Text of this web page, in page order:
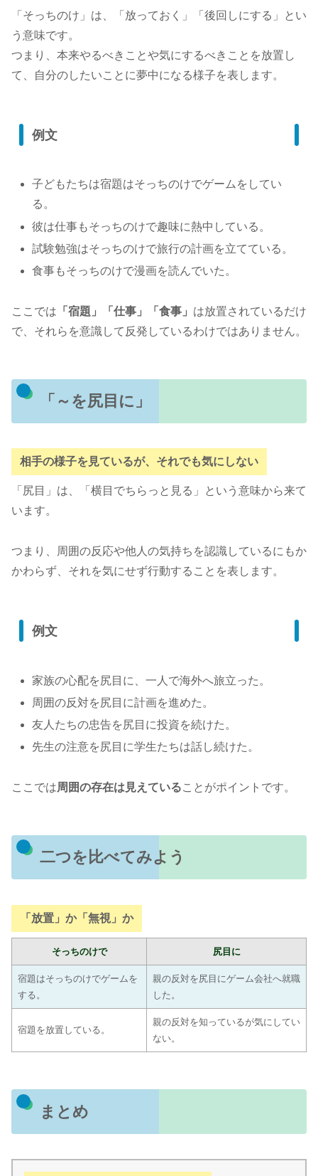
「そっちのけ」は、「放っておく」「後回しにする」とい
う意味です。
つまり、本来やるべきことや気にするべきことを放置し
て、自分のしたいことに夢中になる様子を表します。
例文
子どもたちは宿題はそっちのけでゲームをしてい
る。
彼は仕事もそっちのけで趣味に熱中している。
試験勉強はそっちのけで旅行の計画を立てている。
食事もそっちのけで漫画を読んでいた。
ここでは 「宿題」「仕事」「食事」 は放置されているだけ
で、それらを意識して反発しているわけではありません。
「～を尻目に」
相手の様子を見ているが、それでも気にしない
「尻目」は、「横目でちらっと見る」という意味から来て
います。
つまり、周囲の反応や他人の気持ちを認識しているにもか
かわらず、それを気にせず行動することを表します。
例文
家族の心配を尻目に、一人で海外へ旅立った。
周囲の反対を尻目に計画を進めた。
友人たちの忠告を尻目に投資を続けた。
先生の注意を尻目に学生たちは話し続けた。
ここでは周囲の存在は見えていることがポイントです。
二つを比べてみよう
「放置」か「無視」か
そっちのけで 尻目に
宿題はそっちのけでゲームを
する。
親の反対を尻目にゲーム会社へ就職
した。
宿題を放置している。
親の反対を知っているが気にしてい
ない。
まとめ